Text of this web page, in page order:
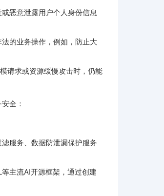
恶意泄露用户个人身份信息
的业务操作，例如，防止大
请求或资源缓慢攻击时，仍能
全：
服务、数据防泄漏保护服务
主流AI开源框架，通过创建